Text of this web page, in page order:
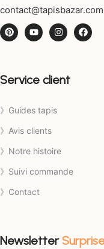
contact@tapisbazar.com
Service client
》Guides tapis
》Avis clients
》Notre histoire
》Suivi commande
》Contact
Newsletter